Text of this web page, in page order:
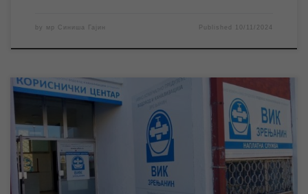
by мр Синиша Гајин Published 10/11/2024
У понедељак 11. новеmбра неће радити службе и шалтери у
Корисничком центру, као ни наплатна места у граду. За време
празника дежуран је број за пријаву кварова и екипе за
интервенције на јавним мрежама. За време предстојећег
државног празника “Дан примирја у Првом светском рату“, у